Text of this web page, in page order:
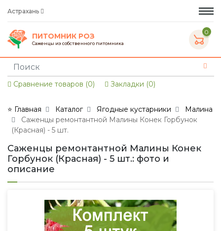
Астрахань
ПИТОМНИК РОЗ
Саженцы из собственного питомника
0
Сравнение товаров (0) Закладки (0)
⭐ Главная Каталог Ягодные кустарники
Малина
Саженцы ремонтантной Малины Конек Горбунок
(Красная) - 5 шт.
Саженцы ремонтантной Малины Конек
Горбунок (Красная) - 5 шт.: фото и
описание